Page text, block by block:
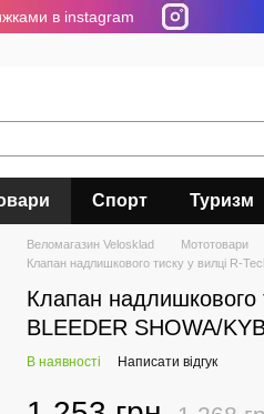
в instagram
Спорт Туризм
Веломагазин Velosklad Мототовари
Клапан надлишкового тиску у вилці R-
Клапан надлишкового
BLEEDER SHOWA/
В наявності Написати відгук